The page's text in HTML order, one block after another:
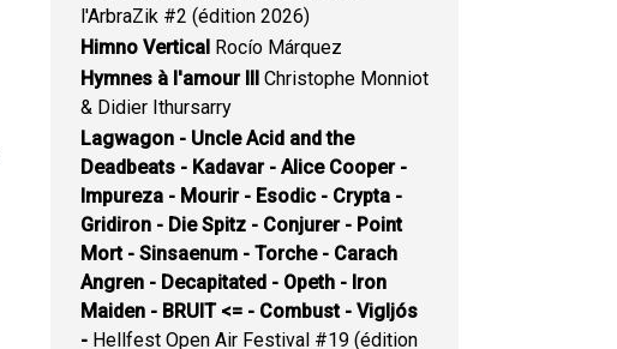
l'ArbraZik #2 (édition 2026)
Himno Vertical Rocío Márquez
Hymnes à l'amour III Christophe Monniot
& Didier Ithursarry
Lagwagon - Uncle Acid and the
Deadbeats - Kadavar - Alice Cooper -
Impureza - Mourir - Esodic - Crypta -
Gridiron - Die Spitz - Conjurer - Point
Mort - Sinsaenum - Torche - Carach
Angren - Decapitated - Opeth - Iron
Maiden - BRUIT <= - Combust - Vigljós
- Hellfest Open Air Festival #19 (édition